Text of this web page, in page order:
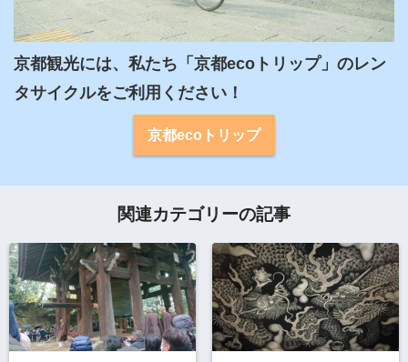
京都観光には、私たち「京都ecoトリップ」のレン
タサイクルをご利用ください！
京都ecoトリップ
関連カテゴリーの記事